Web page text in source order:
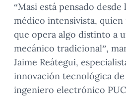
“Masi está pensado
médico intensivista,
que opera algo distinto a
mecánico tradicional”,
Jaime Reátegui,
innovación tecnológica de
ingeniero electrónico